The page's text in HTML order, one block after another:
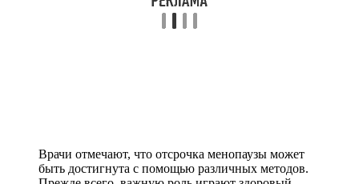
Врачи отмечают, что отсрочка менопаузы может
быть достигнута с помощью различных методов.